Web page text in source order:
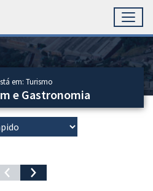
em: Turismo
e Gastronomia